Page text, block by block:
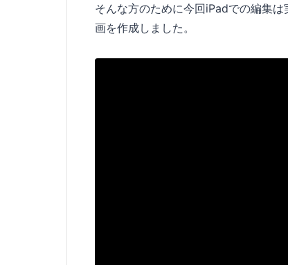
そんな方のために今回iPadでの編集
画を作成しました。